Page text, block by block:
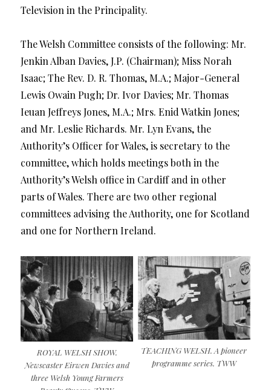
Television in the Principality.
The Welsh Committee consists of the following: Mr.
Jenkin Alban Davies, J.P. (Chairman); Miss Norah
Isaac; The Rev. D. R. Thomas, M.A.; Major-General
Lewis Owain Pugh; Dr. Ivor Davies; Mr. Thomas
Ieuan Jeffreys Jones, M.A.; Mrs. Enid Watkin Jones;
and Mr. Leslie Richards. Mr. Lyn Evans, the
Authority’s Officer for Wales, is secretary to the
committee, which holds meetings both in the
Authority’s Welsh office in Cardiff and in other
parts of Wales. There are two other regional
committees advising the Authority, one for Scotland
and one for Northern Ireland.
ROYAL WELSH SHOW.
Newscaster Eirwen Davies and
three Welsh Young Farmers
TEACHING WELSH. A pioneer
programme series. TWW